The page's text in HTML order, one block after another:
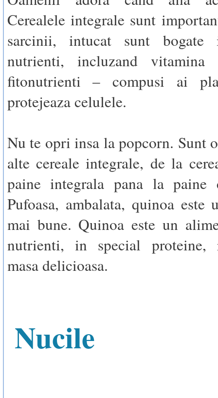
Cerealele integrale sunt
sarcinii, intucat sunt
nutrienti, incluzand vitamina
fitonutrienti – compusi ai
protejeaza celulele.
Nu te opri insa la popcorn. Sunt
alte cereale integrale, de la
paine integrala pana la paine
Pufoasa, ambalata, quinoa este
mai bune. Quinoa este un
nutrienti, in special proteine,
masa delicioasa.
Nucile